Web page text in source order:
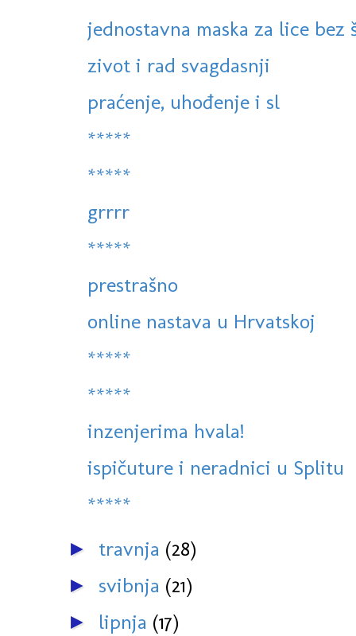
jednostavna maska za lice bez
zivot i rad svagdasnji
praćenje, uhođenje i sl
*****
*****
grrrr
*****
prestrašno
online nastava u Hrvatskoj
*****
*****
inzenjerima hvala!
ispičuture i neradnici u Splitu
*****
► travnja (28)
► svibnja (21)
► lipnja (17)